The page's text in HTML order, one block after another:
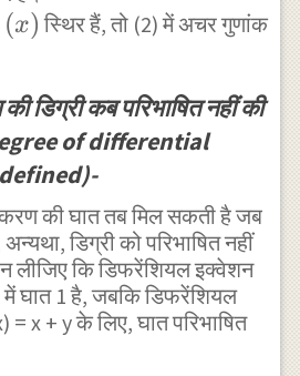
{
x+y
{
y
}^{
x+2y
} \\
dy }
\prime
\right)
}^{ 2 }
\prime
}
\right)
(x) स्थिर हैं, तो (2) में अचर गुणांक
डिग्री कब परिभाषित नहीं की
of differential
की घात तब मिल सकती है जब
डिग्री को परिभाषित नहीं
लीजिए कि डिफरेंशियल इक्वेशन
घात 1 है, जबकि डिफरेंशियल
x + y के लिए, घात परिभाषित